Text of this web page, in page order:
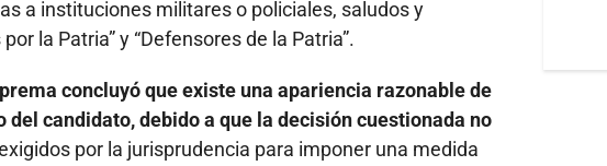
a instituciones militares o policiales, saludos y
la Patria” y “Defensores de la Patria”.
concluyó que existe una apariencia razonable de
candidato, debido a que la decisión cuestionada no
por la jurisprudencia para imponer una medida